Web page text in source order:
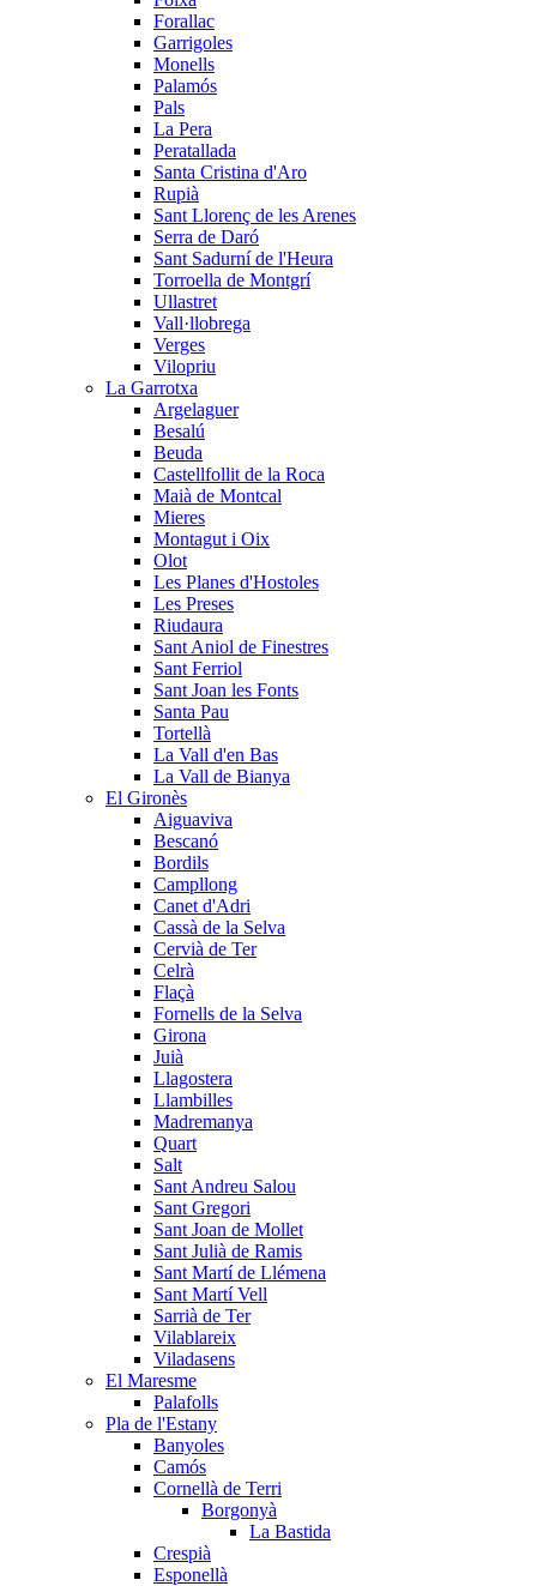
Forallac
Garrigoles
Monells
Palamós
Pals
La Pera
Peratallada
Santa Cristina d'Aro
Rupià
Sant Llorenç de les Arenes
Serra de Daró
Sant Sadurní de l'Heura
Torroella de Montgrí
Ullastret
Vall·llobrega
Verges
Vilopriu
La Garrotxa
Argelaguer
Besalú
Beuda
Castellfollit de la Roca
Maià de Montcal
Mieres
Montagut i Oix
Olot
Les Planes d'Hostoles
Les Preses
Riudaura
Sant Aniol de Finestres
Sant Ferriol
Sant Joan les Fonts
Santa Pau
Tortellà
La Vall d'en Bas
La Vall de Bianya
El Gironès
Aiguaviva
Bescanó
Bordils
Campllong
Canet d'Adri
Cassà de la Selva
Cervià de Ter
Celrà
Flaçà
Fornells de la Selva
Girona
Juià
Llagostera
Llambilles
Madremanya
Quart
Salt
Sant Andreu Salou
Sant Gregori
Sant Joan de Mollet
Sant Julià de Ramis
Sant Martí de Llémena
Sant Martí Vell
Sarrià de Ter
Vilablareix
Viladasens
El Maresme
Palafolls
Pla de l'Estany
Banyoles
Camós
Cornellà de Terri
Borgonyà
La Bastida
Crespià
Esponellà